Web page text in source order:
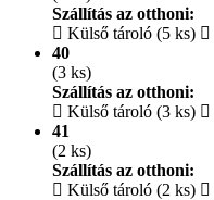
Szállítás az otthoni:
Külső tároló (5 ks)
40
(3 ks)
Szállítás az otthoni:
Külső tároló (3 ks)
41
(2 ks)
Szállítás az otthoni:
Külső tároló (2 ks)